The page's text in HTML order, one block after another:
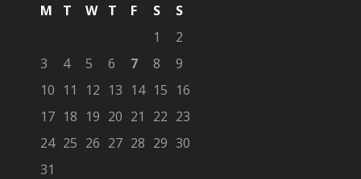
M T W T F S
S
1
2
3
4 5 6 7 8
9
10 11 12 13 14 15 16
17 18 19 20 21 22 23
24 25 26 27 28 29 30
31